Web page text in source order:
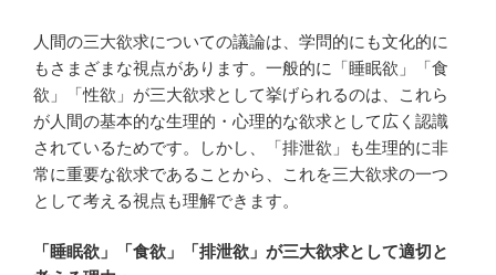
人間の三大欲求についての議論は、学問的にも文化的に
もさまざまな視点があります。一般的に「睡眠欲」「食
欲」「性欲」が三大欲求として挙げられるのは、これら
が人間の基本的な生理的・心理的な欲求として広く認識
されているためです。しかし、「排泄欲」も生理的に非
常に重要な欲求であることから、これを三大欲求の一つ
として考える視点も理解できます。
「睡眠欲」「食欲」「排泄欲」が三大欲求として適切と